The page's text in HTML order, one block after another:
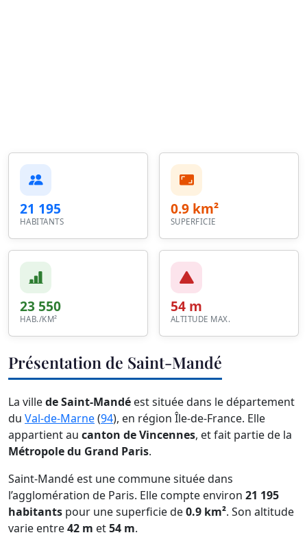
21 195
HABITANTS
0.9 km²
SUPERFICIE
23 550
HAB./KM²
54 m
ALTITUDE MAX.
Présentation de Saint-Mandé
La villede Saint-Mandé est située dans le département
du Val-de-Marne(94), en région Île-de-France. Elle
appartient au canton de Vincennes, et fait partie de la
Métropole du Grand Paris.
Saint-Mandé est une commune située dans
l’agglomération de Paris. Elle compte environ 21 195
habitants pour une superficie de0.9 km². Son altitude
varie entre42 m et54 m.